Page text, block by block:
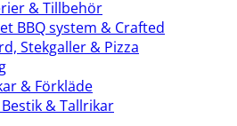
& Tillbehör
BBQ system & Crafted
Stekgaller & Pizza
& Förkläde
& Tallrikar